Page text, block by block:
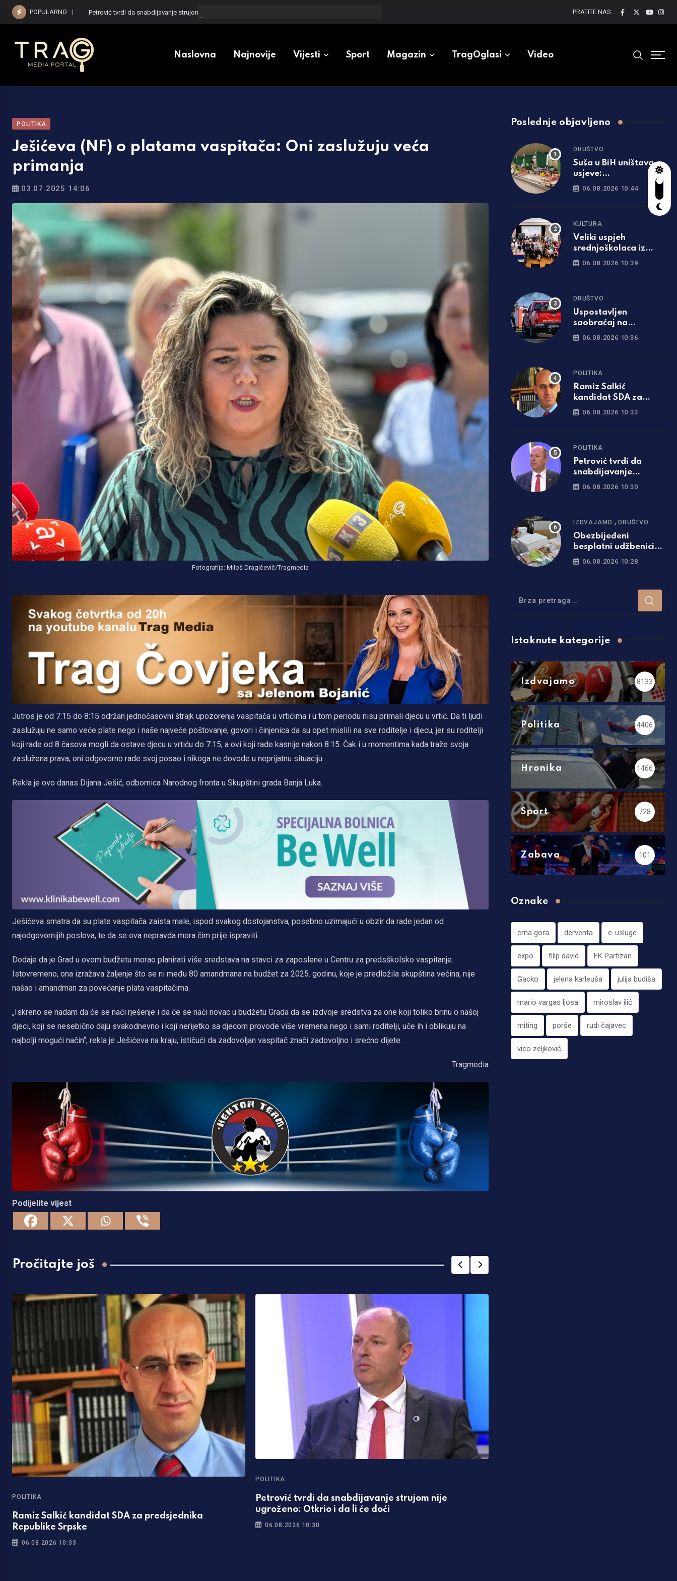
Skip
POPULARNO Petrović tvrdi da snabdijavanje strujom nije ugroženo: Otkrio i da li će doći do promjene cijena PRATITE NAS: :
Naslovna Najnovije Vijesti Sport Magazin TragOglasi Video
POLITIKA
Ješićeva (NF) o platama vaspitača: Oni zaslužuju veća
primanja
03.07.2025 14:06
Fotografija: Miloš Dragičevič/Tragmedia
Jutros je od 7:15 do 8:15 održan jednočasovni štrajk upozorenja vaspitača u vrtićima i u tom periodu nisu primali djecu u vrtić. Da ti ljudi
zaslužuju ne samo veće plate nego i naše najveće poštovanje, govori i činjenica da su opet mislili na sve roditelje i djecu, jer su roditelji
koji rade od 8 časova mogli da ostave djecu u vrtiću do 7:15, a ovi koji rade kasnije nakon 8:15. Čak i u momentima kada traže svoja
zaslužena prava, oni odgovorno rade svoj posao i nikoga ne dovode u neprijatnu situaciju.
Rekla je ovo danas Dijana Ješić, odbornica Narodnog fronta u Skupštini grada Banja Luka.
Ješićeva smatra da su plate vaspitača zaista male, ispod svakog dostojanstva, posebno uzimajući u obzir da rade jedan od
najodgovornijih poslova, te da se ova nepravda mora čim prije ispraviti.
Dodaje da je Grad u ovom budžetu morao planirati više sredstava na stavci za zaposlene u Centru za predsškolsko vaspitanje.
Istovremeno, ona izražava žaljenje što se ni među 80 amandmana na budžet za 2025. godinu, koje je predložila skupština većina, nije
našao i amandman za povećanje plata vaspitačima.
„Iskreno se nadam da će se naći rješenje i da će se naći novac u budžetu Grada da se izdvoje sredstva za one koji toliko brinu o našoj
djeci, koji se nesebično daju svakodnevno i koji nerijetko sa djecom provode više vremena nego i sami roditelji, uče ih i oblikuju na
najbolji mogući način“, rekla je Ješićeva na kraju, ističući da zadovoljan vaspitač znači zadovoljno i srećno dijete.
Tragmedia
Podijelite vijest
Pročitajte još
POLITIKA
Ramiz Salkić kandidat SDA za predsjednika
Republike Srpske
06.08.2026 10:33
POLITIKA
Petrović tvrdi da snabdijavanje strujom nije
ugroženo: Otkrio i da li će doći
06.08.2026 10:30
Poslednje objavljeno
DRUŠTVO
Suša u BiH uništava
usjeve:
Poljoprivrednici
hrane
06.08.2026 10:44
KULTURA
Veliki uspjeh
srednjoškolaca iz
Srpca: Filmom o Tesli
06.08.2026 10:39
DRUŠTVO
Uspostavljen
saobraćaj na
bijeljinskoj obilaznici,
dežurati
06.08.2026 10:36
POLITIKA
Ramiz Salkić
kandidat SDA za
predsjednika
06.08.2026 10:33
POLITIKA
Petrović tvrdi da
snabdijavanje
strujom nije
li će doći do promjene
06.08.2026 10:30
IZDVAJAMO ,DRUŠTVO
Obezbijeđeni
besplatni udžbenici
za sve osnovce u
06.08.2026 10:28
Istaknute kategorije
Izdvajamo 8133
Politika 4406
Hronika 1466
Sport 728
Zabava 101
Oznake
crna gora derventa e-usluge
expo filip david FK Partizan
Gacko jelena karleuša julija budiša
mario vargas ljosa miroslav ilić
miting porše rudi čajavec
vico zeljković